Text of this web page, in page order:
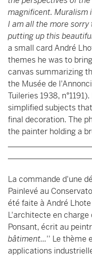
magnificent. Muralism
I am all the more sorry
putting up this
a small card André
themes he was to
canvas summarizing
the Musée de
Tuileries 1938,
simplified subjects
final decoration. The
the painter holding a
La commande d'une
Painlevé au
été faite à André
L'architecte en charge
Ponsant, écrit au
bâtiment...'' Le thème
applications